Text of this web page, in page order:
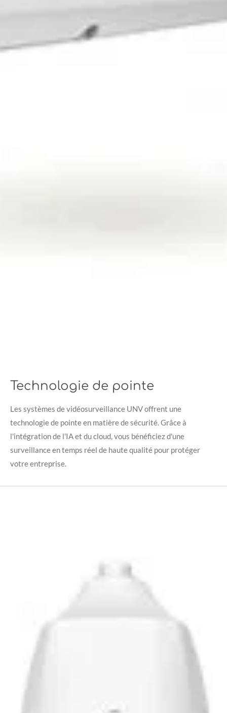
Technologie de pointe
Les systèmes de vidéosurveillance UNV offrent une
technologie de pointe en matière de sécurité. Grâce à
l'intégration de l'IA et du cloud, vous bénéficiez d'une
surveillance en temps réel de haute qualité pour protéger
votre entreprise.